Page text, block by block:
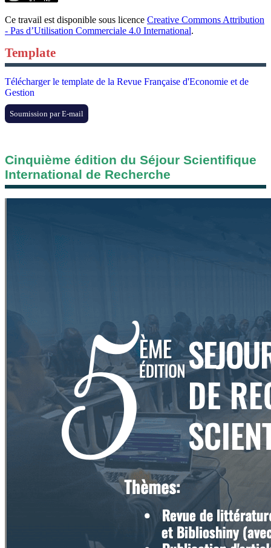
Ce travail est disponible sous licence Creative Commons Attribution
- Pas d’Utilisation Commerciale 4.0 International.
Template
Télécharger le template de la Revue Française d'Economie et de
Gestion
Soumission par E-mail
Cinquième édition du Séjour Scientifique
International de Recherche